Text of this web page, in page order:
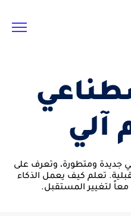
آلي
ومتطورة، وتعرف على
تعلم كيف يعمل الذكاء
معاً لتغيير المستقبل.